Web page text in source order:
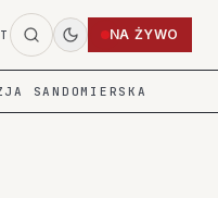
NA ŻYWO
SANDOMIERSKA